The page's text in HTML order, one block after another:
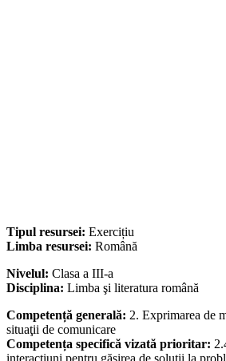
Tipul resursei: Exercițiu
Limba resursei: Română
Nivelul: Clasa a III-a
Disciplina: Limba şi literatura română
Competență generală: 2. Exprimarea de
situaţii de comunicare
Competența specifică vizată prioritar: